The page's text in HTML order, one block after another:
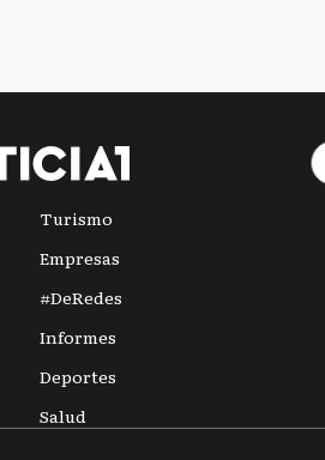
Turismo
Empresas
#DeRedes
Informes
Deportes
Salud